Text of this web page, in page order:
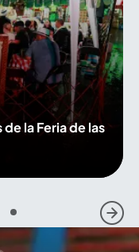
la Feria de las
5